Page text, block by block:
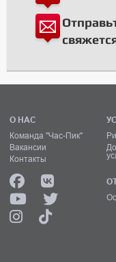
О НАС
Команда "Час-Пик"
Вакансии
Контакты